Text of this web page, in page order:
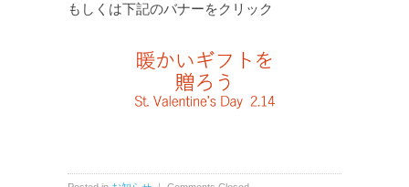
もしくは下記のバナーをクリック